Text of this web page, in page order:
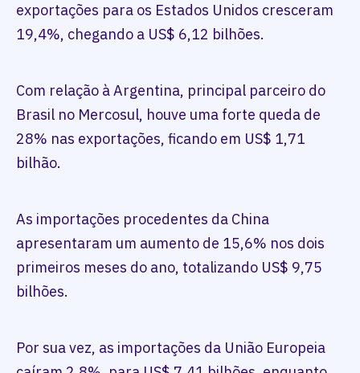
exportações para os Estados Unidos cresceram
19,4%, chegando a US$ 6,12 bilhões.
Com relação à Argentina, principal parceiro do
Brasil no Mercosul, houve uma forte queda de
28% nas exportações, ficando em US$ 1,71
bilhão.
As importações procedentes da China
apresentaram um aumento de 15,6% nos dois
primeiros meses do ano, totalizando US$ 9,75
bilhões.
Por sua vez, as importações da União Europeia